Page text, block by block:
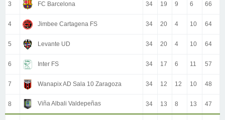
3 FC Barcelona 34 19 9 6 66
4 Jimbee Cartagena FS 34 20 4 10 64
5 Levante UD 34 20 4 10 64
6 Inter FS 34 17 6 11 57
7 Wanapix AD Sala 10 Zaragoza 34 12 12 10 48
8 Viña Albali Valdepeñas 34 13 8 13 47